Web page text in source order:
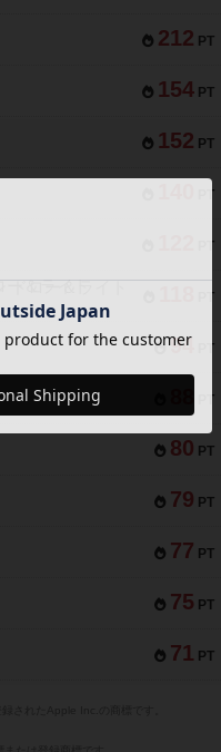
212 PT
154 PT
152 PT
PT
PT
PT
94 PT
PT
80 PT
79 PT
77 PT
75 PT
71 PT